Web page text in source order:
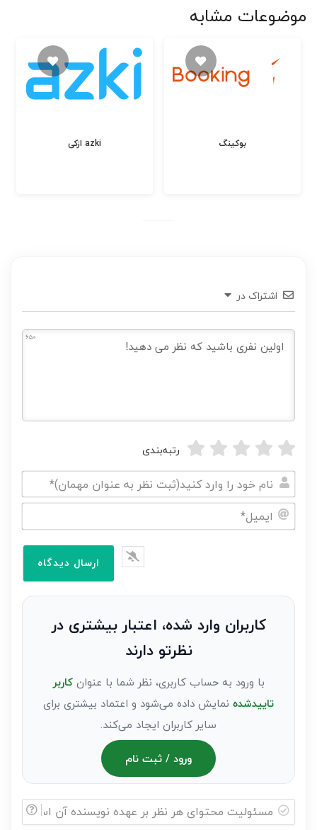
موضوعات مشابه
ازکی azki بوکینگ
اشتراک در
650
رتبه‌بندی
نام
خود
نظر
کاربران وارد شده، اعتبار بیشتری در
نظرتو دارند
با ورود به حساب کاربری، نظر شما با عنوانکاربر
تاییدشده نمایش داده می‌شود و اعتماد بیشتری برای
سایر کاربران ایجاد می‌کند.
ورود / ثبت نام